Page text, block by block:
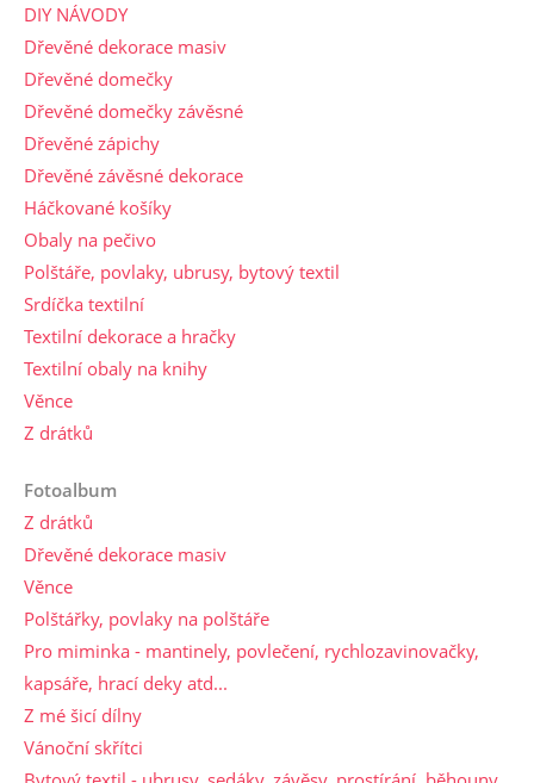
DIY NÁVODY
Dřevěné dekorace masiv
Dřevěné domečky
Dřevěné domečky závěsné
Dřevěné zápichy
Dřevěné závěsné dekorace
Háčkované košíky
Obaly na pečivo
Polštáře, povlaky, ubrusy, bytový textil
Srdíčka textilní
Textilní dekorace a hračky
Textilní obaly na knihy
Věnce
Z drátků
Fotoalbum
Z drátků
Dřevěné dekorace masiv
Věnce
Polštářky, povlaky na polštáře
Pro miminka - mantinely, povlečení, rychlozavinovačky,
kapsáře, hrací deky atd...
Z mé šicí dílny
Vánoční skřítci